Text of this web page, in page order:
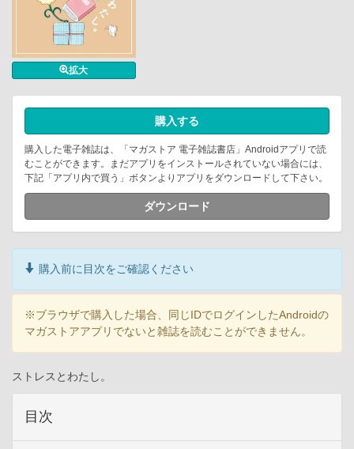
拡大
購入する
購入した電子雑誌は、「マガストア 電子雑誌書店」Androidアプリで読
むことができます。まだアプリをインストールされていない場合には、
下記「アプリ内で買う」ボタンよりアプリをダウンロードして下さい。
ダウンロード
購入前に目次をご確認ください
※ブラウザで購入した場合、同じIDでログインしたAndroidの
マガストアアプリでないと雑誌を読むことができません。
ストレスとわたし。
目次